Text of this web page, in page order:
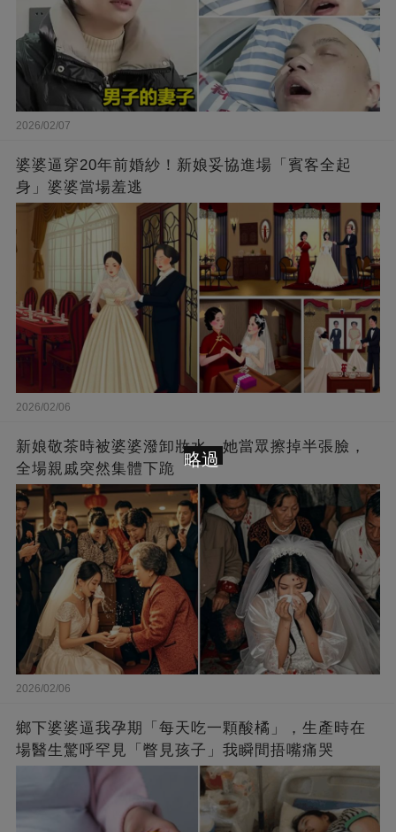
2026/02/07
婆婆逼穿20年前婚紗！新娘妥協進場「賓客全起
身」婆婆當場羞逃
2026/02/06
新娘敬茶時被婆婆潑卸妝水，她當眾擦掉半張臉，
全場親戚突然集體下跪
2026/02/06
鄉下婆婆逼我孕期「每天吃一顆酸橘」，生產時在
場醫生驚呼罕見「瞥見孩子」我瞬間捂嘴痛哭
略過